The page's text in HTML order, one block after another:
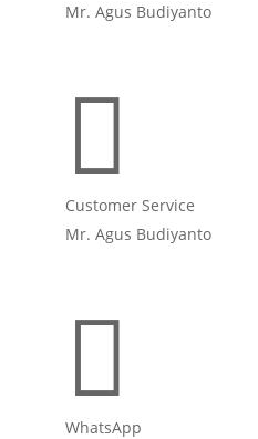
Mr. Agus Budiyanto

Customer Service
Mr. Agus Budiyanto

WhatsApp